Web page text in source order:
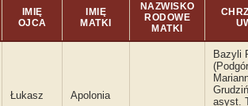
IMIĘ
OJCA
IMIĘ
MATKI
NAZWISKO
RODOWE
MATKI
Łukasz Apolonia
Bazyli
asyst.